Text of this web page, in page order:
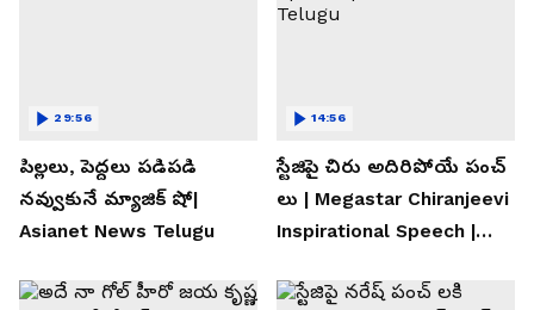
పిల్లలు, పెద్దలు పడిపడి
నవ్వుకునే మ్యాజిక్ షో|
Asianet News Telugu
29:56
స్టేజిపై చిరు అదిరిపోయే పంచ్
లు | Megastar Chiranjeevi
Inspirational Speech |
14:56